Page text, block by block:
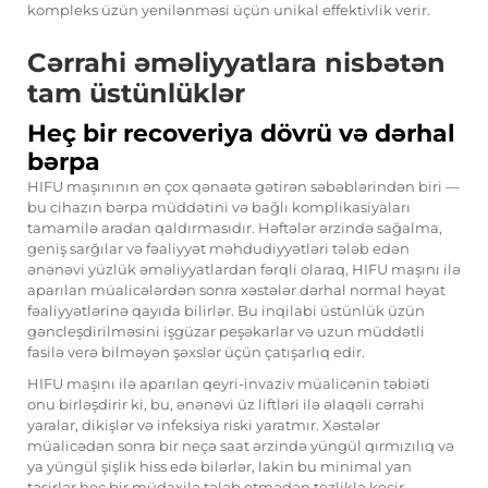
kompleks üzün yenilənməsi üçün unikal effektivlik verir.
Cərrahi əməliyyatlara nisbətən
tam üstünlüklər
Heç bir recoveriya dövrü və dərhal
bərpa
HIFU maşınının ən çox qənaətə gətirən səbəblərindən biri —
bu cihazın bərpa müddətini və bağlı komplikasiyaları
tamamilə aradan qaldırmasıdır. Həftələr ərzində sağalma,
geniş sarğılar və fəaliyyət məhdudiyyətləri tələb edən
ənənəvi yüzlük əməliyyatlardan fərqli olaraq, HIFU maşını ilə
aparılan müalicələrdən sonra xəstələr dərhal normal həyat
fəaliyyətlərinə qayıda bilirlər. Bu inqilabi üstünlük üzün
gəncleşdirilməsini işgüzar peşəkarlar və uzun müddətli
fasilə verə bilməyən şəxslər üçün çatışarlıq edir.
HIFU maşını ilə aparılan qeyri-invaziv müalicənin təbiəti
onu birləşdirir ki, bu, ənənəvi üz liftləri ilə əlaqəli cərrahi
yaralar, dikişlər və infeksiya riski yaratmır. Xəstələr
müalicədən sonra bir neçə saat ərzində yüngül qırmızılıq və
ya yüngül şişlik hiss edə bilərlər, lakin bu minimal yan